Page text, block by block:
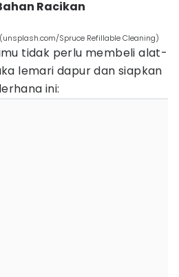
Racikan
Spruce Refillable Cleaning)
tidak perlu membeli alat-
lemari dapur dan siapkan
ini: